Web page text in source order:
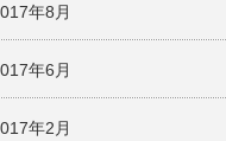
年8月
年6月
年2月